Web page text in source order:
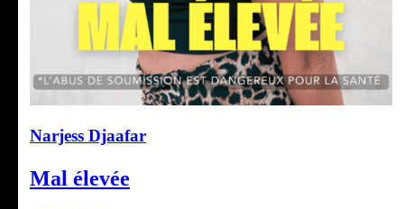
Narjess Djaafar
Mal élevée